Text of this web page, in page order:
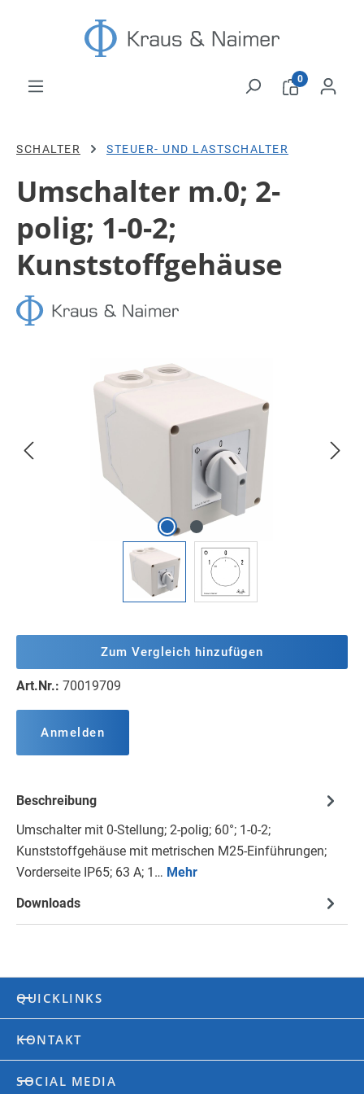
Zum Hauptinhalt springen
0
SCHALTER STEUER- UND LASTSCHALTER
Umschalter m.0; 2-
polig; 1-0-2;
Kunststoffgehäuse
Bildergalerie überspringen
Zum Vergleich hinzufügen
Art.Nr.: 70019709
Anmelden
Beschreibung
Umschalter mit 0-Stellung; 2-polig; 60°; 1-0-2;
Kunststoffgehäuse mit metrischen M25-Einführungen;
Vorderseite IP65; 63 A; 1… Mehr
Downloads
QUICKLINKS
KONTAKT
SOCIAL MEDIA